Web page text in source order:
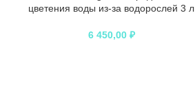
цветения воды из-за водорослей 3 л
6 450,00 ₽